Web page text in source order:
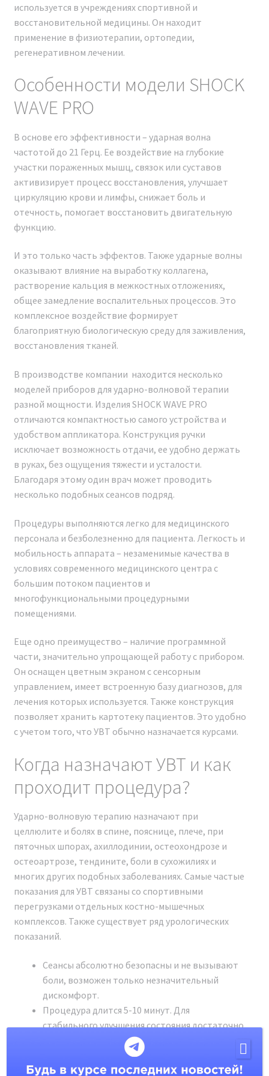
Мы официальный представитель
завода по производству
косметологических аппаратов
SHOCK WAVE PRO 2024
Мы являемся официальным представителем завода,
территории Российской Федерации. Наша компания
осуществляет прямые поставки с завода без
посредников, предоставляя гарантию и сервисное
обслуживание на всем протяжении гарантийного
срока и после него.
Каждый владелец аппарата SHOCK WAVE PRO 2024
Предоставляется удаленное обучение и консультация
по всей Российской Федерации. В штате компании
работают профессиональные консультанты, врачи-
косметологи, готовые предоставить
профессиональную консультацию до и после
покупки, а также полное информационное и
консультационное сопровождение.
ОБУЧЕНИЕ РАБОТЕ НА
АППАРАТЕ SHOCK WAVE PRO
2024
При приобретении аппарата мы предоставляем
техническое обучение. Это позволит вам освоить
работу с аппаратом и сразу же приступить к
оказанию косметологических услуг.
используется в учреждениях спортивной и
восстановительной медицины. Он находит
применение в физиотерапии, ортопедии,
регенеративном лечении.
Особенности модели SHOCK
WAVE PRO
В основе его эффективности – ударная волна
частотой до 21 Герц. Ее воздействие на глубокие
участки пораженных мышц, связок или суставов
активизирует процесс восстановления, улучшает
циркуляцию крови и лимфы, снижает боль и
отечность, помогает восстановить двигательную
функцию.
И это только часть эффектов. Также ударные волны
оказывают влияние на выработку коллагена,
растворение кальция в межкостных отложениях,
общее замедление воспалительных процессов. Это
комплексное воздействие формирует
благоприятную биологическую среду для заживления,
восстановления тканей.
В производстве компании находится несколько
моделей приборов для ударно-волновой терапии
разной мощности. Изделия SHOCK WAVE PRO
отличаются компактностью самого устройства и
удобством аппликатора. Конструкция ручки
исключает возможность отдачи, ее удобно держать
в руках, без ощущения тяжести и усталости.
Благодаря этому один врач может проводить
несколько подобных сеансов подряд.
Процедуры выполняются легко для медицинского
персонала и безболезненно для пациента. Легкость и
мобильность аппарата – незаменимые качества в
условиях современного медицинского центра с
большим потоком пациентов и
многофункциональными процедурными
помещениями.
Еще одно преимущество – наличие программной
части, значительно упрощающей работу с прибором.
Он оснащен цветным экраном с сенсорным
управлением, имеет встроенную базу диагнозов, для
лечения которых используется. Также конструкция
позволяет хранить картотеку пациентов. Это удобно
с учетом того, что УВТ обычно назначается курсами.
Когда назначают УВТ и как
проходит процедура?
Ударно-волновую терапию назначают при
целлюлите и болях в спине, пояснице, плече, при
пяточных шпорах, ахиллодинии, остеохондрозе и
остеоартрозе, тендините, боли в сухожилиях и
многих других подобных заболеваниях. Самые частые
показания для УВТ связаны со спортивными
перегрузками отдельных костно-мышечных
комплексов. Также существует ряд урологических
показаний.
Сеансы абсолютно безопасны и не вызывают
боли, возможен только незначительный
дискомфорт.
Процедура длится 5-10 минут. Для
стабильного улучшения состояния достаточно
курса из 3-5 раз с перерывами по 3-5 дней.
Присутствует накопительный эффект.